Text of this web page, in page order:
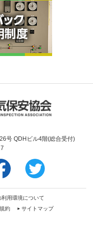
号 QDHビル4階(総合受付)
利用環境について
約
サイトマップ